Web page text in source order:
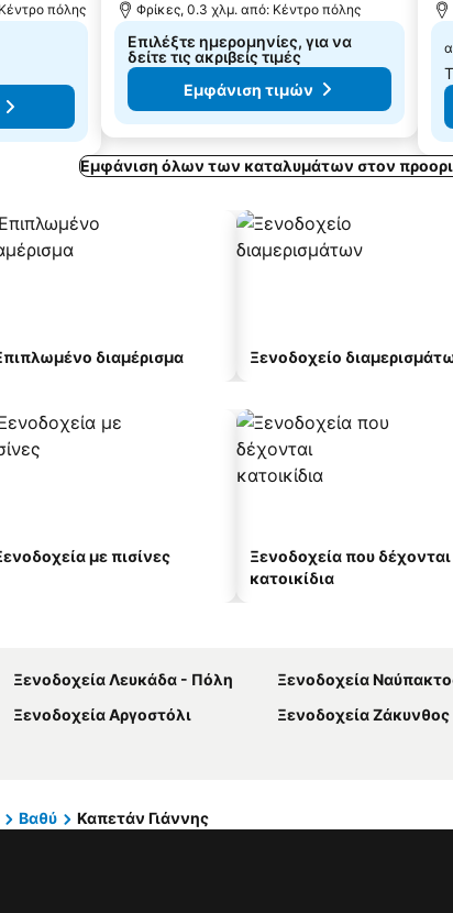
πόλης
Φρίκες, 0.3 χλμ. από: Κέντρο πόλης
Επιλέξτε ημερομηνίες, για να
δείτε τις ακριβείς τιμές
Εμφάνιση τιμών
Εμφάνιση όλων των καταλυμάτων στον
διαμέρισμα Ξενοδοχείο
με πισίνες
Ξενοδοχεία που δέχονται
κατοικίδια
Ξενοδοχεία Λευκάδα - Πόλη
Ξενοδοχεία
Ξενοδοχεία Αργοστόλι
Ξενοδοχεία
Βαθύ Καπετάν Γιάννης